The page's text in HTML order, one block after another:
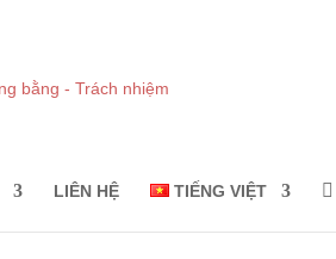
LIÊN HỆ TIẾNG VIỆT